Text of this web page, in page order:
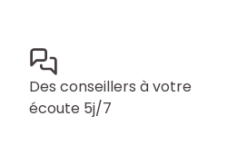
Des conseillers à votre
écoute 5j/7